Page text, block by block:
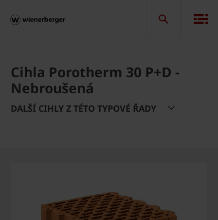
Cihla Porotherm 30 P+D -
Nebroušená
DALŠÍ CIHLY Z TÉTO TYPOVÉ ŘADY